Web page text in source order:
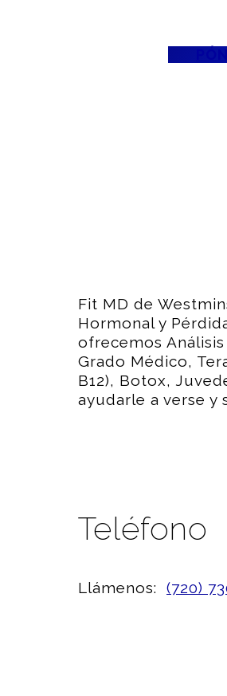
Fit MD de
Hormonal y
ofrecemos
Grado Médico,
B12), Botox,
ayudarle a verse y
Teléfono
Llámenos: (720)